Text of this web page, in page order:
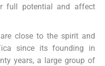
full potential and affect
close to the spirit and
since its founding in
years, a large group of